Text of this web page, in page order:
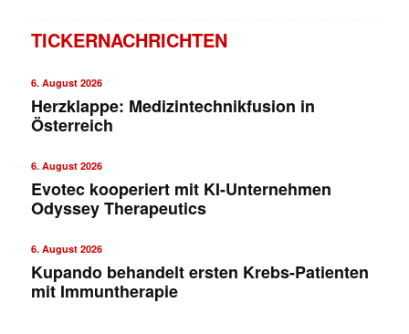
TICKERNACHRICHTEN
6. August 2026
Herzklappe: Medizintechnikfusion in
Österreich
6. August 2026
Evotec kooperiert mit KI-Unternehmen
Odyssey Therapeutics
6. August 2026
Kupando behandelt ersten Krebs-Patienten
mit Immuntherapie